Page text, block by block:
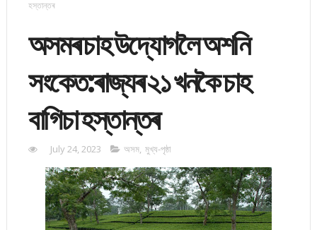
হস্তান্তৰ
অসমৰ চাহ উদ্যোগলৈ অশনি
সংকেত:ৰাজ্যৰ ২১ খনকৈ চাহ
বাগিচা হস্তান্তৰ
July 24, 2023 অসম, মুখ্য-পৃষ্ঠা